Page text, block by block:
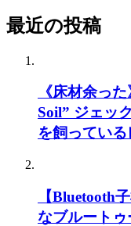
最近の投稿
《床材余っ
Soil” ジェッ
を飼ってい
【Bluetooth
なブルート